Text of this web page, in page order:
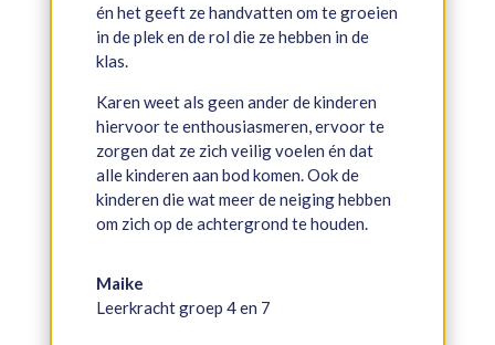
én het geeft ze handvatten om te groeien
in de plek en de rol die ze hebben in de
klas.
Karen weet als geen ander de kinderen
hiervoor te enthousiasmeren, ervoor te
zorgen dat ze zich veilig voelen én dat
alle kinderen aan bod komen. Ook de
kinderen die wat meer de neiging hebben
om zich op de achtergrond te houden.
Maike
Leerkracht groep 4 en 7